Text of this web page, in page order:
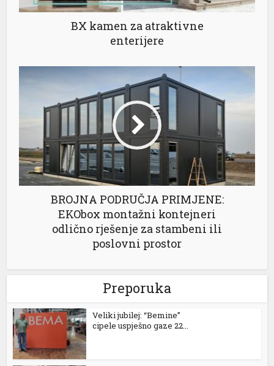
BX kamen za atraktivne
enterijere
BROJNA PODRUČJA PRIMJENE:
EKObox montažni kontejneri
odlično rješenje za stambeni ili
poslovni prostor
Preporuka
Veliki jubilej: “Bemine”
cipele uspješno gaze 22...